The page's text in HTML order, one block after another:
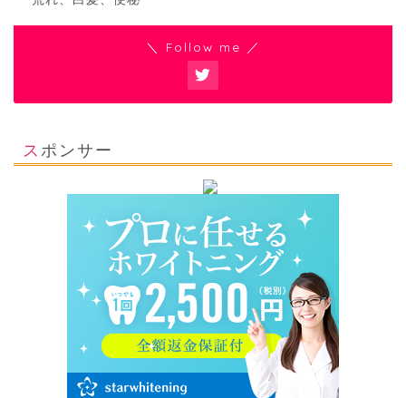
＼ Follow me ／
スポンサー